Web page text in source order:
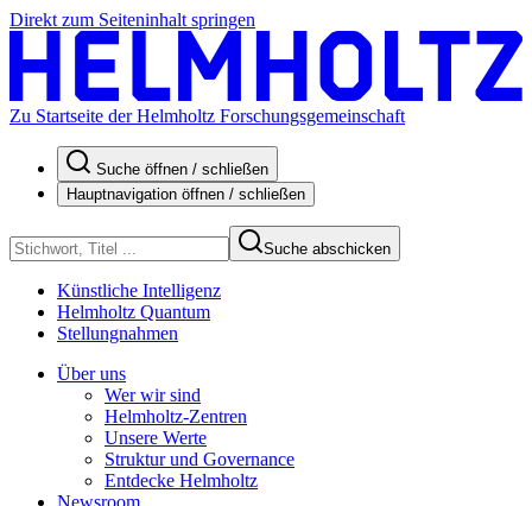
Direkt zum Seiteninhalt springen
Zu Startseite der Helmholtz Forschungsgemeinschaft
Suche öffnen / schließen
Hauptnavigation öffnen / schließen
Suche abschicken
Künstliche Intelligenz
Helmholtz Quantum
Stellungnahmen
Über uns
Wer wir sind
Helmholtz-Zentren
Unsere Werte
Struktur und Governance
Entdecke Helmholtz
Newsroom